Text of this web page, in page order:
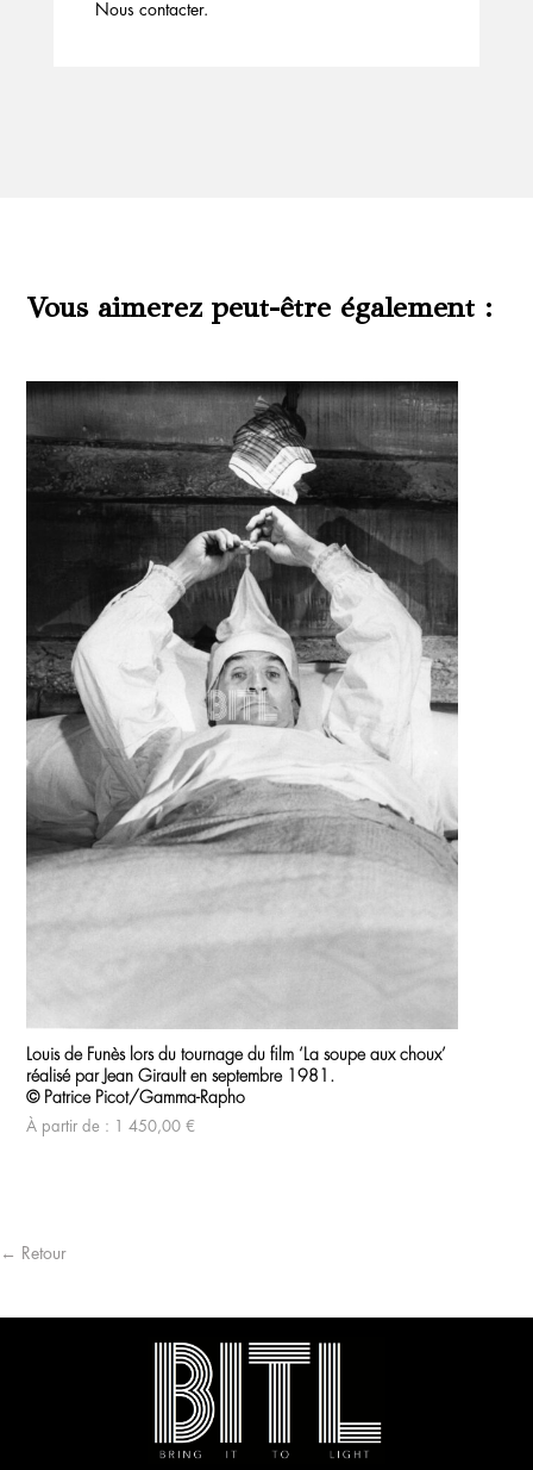
Nous contacter.
Vous aimerez peut-être également :
Produits similaires
a
plusieurs
variations.
Les
options
page
Louis de Funès lors du tournage du film ‘La soupe aux choux’
réalisé par Jean Girault en septembre 1981.
© Patrice Picot/Gamma-Rapho
À partir de : 1 450,00€
← Retour